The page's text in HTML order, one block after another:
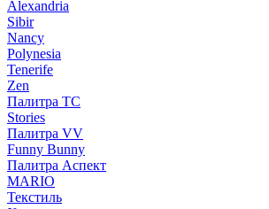
Alexandria
Sibir
Nancy
Polynesia
Tenerife
Zen
Палитра TC
Stories
Палитра VV
Funny Bunny
Палитра Аспект
MARIO
Текстиль